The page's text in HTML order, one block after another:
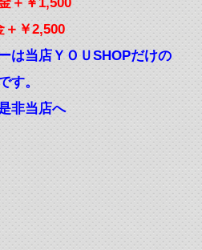
￥2,500
は当店ＹＯＵSHOPだけの
す。
非当店へ